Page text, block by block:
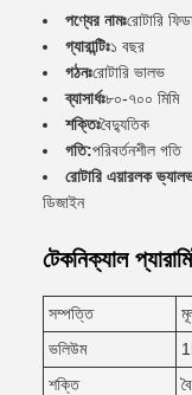
পণ্যের নামঃরোটারি
গ্যারান্টিঃ১ বছর
গঠনঃরোটারি ভালভ
ব্যাসার্ধঃ৮০-৭০০ মিমি
শক্তিঃবৈদ্যুতিক
গতি:পরিবর্তনশীল গতি
রোটারি এয়ারলক
ডিজাইন
টেকনিক্যাল
সম্পত্তি
ভলিউম
শক্তি